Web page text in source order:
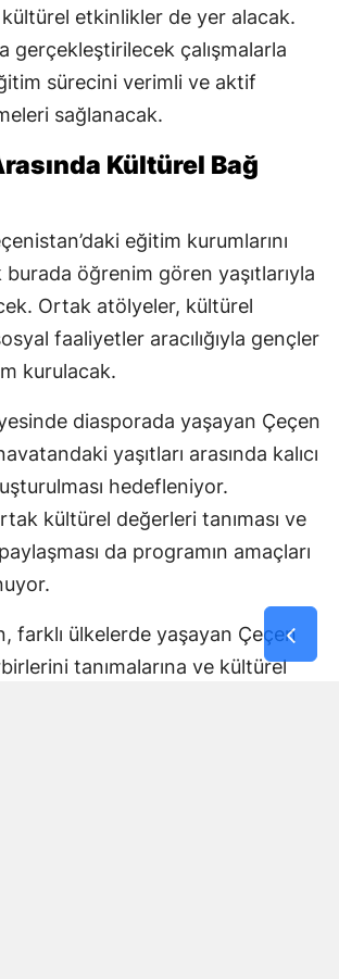
etkinlikler de yer alacak.
gerçekleştirilecek çalışmalarla
sürecini verimli ve aktif
sağlanacak.
Kültürel Bağ
eğitim kurumlarını
öğrenim gören yaşıtlarıyla
Ortak atölyeler, kültürel
faaliyetler aracılığıyla gençler
kurulacak.
diasporada yaşayan Çeçen
yaşıtları arasında kalıcı
hedefleniyor.
kültürel değerleri tanıması ve
da programın amaçları
farklı ülkelerde yaşayan Çeçen
tanımalarına ve kültürel